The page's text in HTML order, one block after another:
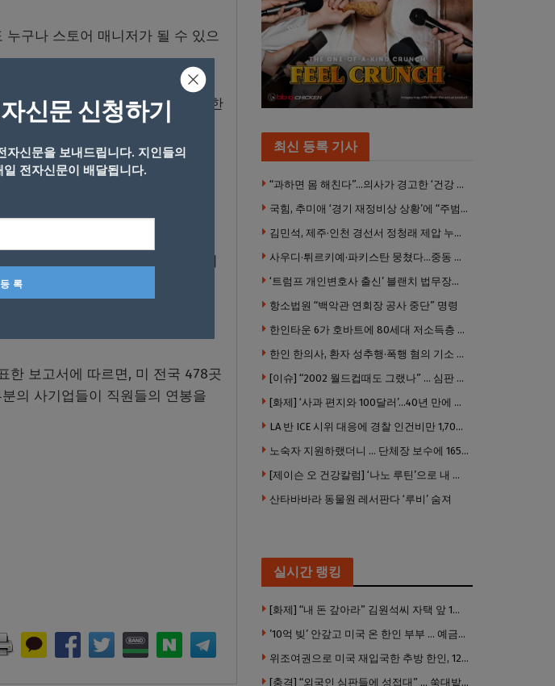
누구나 스토어 매니저가 될 수 있으
수 있게 공개하는 이른바 ‘투명한
어 등의 업무를 담당하는 ‘팀 멤
닝하며 상품을 구입하고 가격을
러의 연봉을 받으며, 스토어 매니저
특전도 있다.
한 보고서에 따르면, 미 전국 478곳
분의 사기업들이 직원들의 연봉을
최신 등록 기사
“과하면 몸 해친다”…의사가 경고한 ‘건강 습관’ 5가지
국힘, 추미애 ‘경기 재정비상 상황’에 “주범은 이재명 전 지사”
김민석, 제주·인천 경선서 정청래 제압 누적 1위 탈환
사우디·튀르키예·파키스탄 뭉쳤다…중동 새 안보축 부상하나
‘트럼프 개인변호사 출신’ 블랜치 법무장관 인준…상원 50대49 가결
항소법원 “백악관 연회장 공사 중단” 명령
한인타운 6가 호바트에 80세대 저소득층 아파트 준공
한인 한의사, 환자 성추행·폭행 혐의 기소 … 면허 긴급정지
[이슈] “2002 월드컵때도 그랬나” … 심판 성접대 의혹 해외로 일파만파, 4강 신화까지 불똥
[화제] ‘사과 편지와 100달러’…40년 만에 훔친 책 돌려준 절도범
LA 반 ICE 시위 대응에 경찰 인건비만 1,700만 달러 썼다.
노숙자 지원하랬더니 … 단체장 보수에 165만 달러 ‘펑펑’
[제이슨 오 건강칼럼] ‘나노 루틴’으로 내 몸 기적 만들기
산타바바라 동물원 레서판다 ‘루비’ 숨져
실시간 랭킹
[화제] “내 돈 갚아라” 김원석씨 자택 앞 1인 광대 시위 … 한인 투자사, “108만 달러 못받아”
’10억 빚’ 안갚고 미국 온 한인 부부 … 예금보험공사, 미국서 소송
위조여권으로 미국 재입국한 추방 한인, 120만 달러 은행 사기 행각
[충격] “외국인 심판들에 성접대” … 쑥대밭된 축협 어디까지 추락하나
신문 신청하기
자신문을 보내드립니다. 지인들의
전자신문이 배달됩니다.